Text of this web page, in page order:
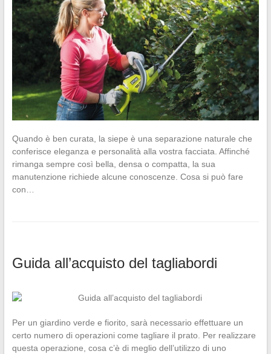
Quando è ben curata, la siepe è una separazione naturale che
conferisce eleganza e personalità alla vostra facciata. Affinché
rimanga sempre così bella, densa o compatta, la sua
manutenzione richiede alcune conoscenze. Cosa si può fare
con…
Guida all’acquisto del tagliabordi
Per un giardino verde e fiorito, sarà necessario effettuare un
certo numero di operazioni come tagliare il prato. Per realizzare
questa operazione, cosa c’è di meglio dell’utilizzo di uno